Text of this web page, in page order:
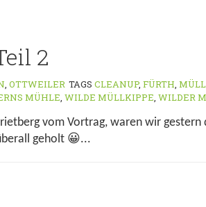
2
, OTTWEILER TAGS CLEANUP, FÜRTH,
MÜHLE, WILDE MÜLLKIPPE, WILDER
vom Vortrag, waren wir gestern
geholt 😀...